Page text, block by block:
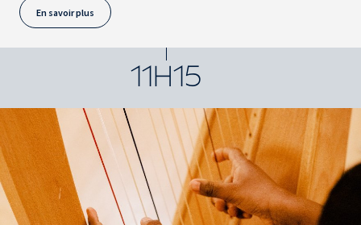
En savoir plus
11H15